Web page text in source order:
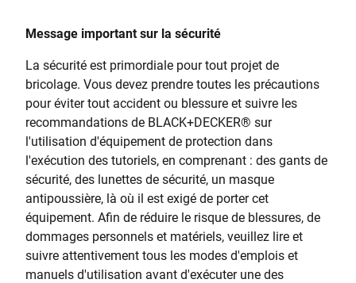
Message important sur la sécurité
La sécurité est primordiale pour tout projet de
bricolage. Vous devez prendre toutes les précautions
pour éviter tout accident ou blessure et suivre les
recommandations de BLACK+DECKER® sur
l'utilisation d'équipement de protection dans
l'exécution des tutoriels, en comprenant : des gants de
sécurité, des lunettes de sécurité, un masque
antipoussière, là où il est exigé de porter cet
équipement. Afin de réduire le risque de blessures, de
dommages personnels et matériels, veuillez lire et
suivre attentivement tous les modes d'emplois et
manuels d'utilisation avant d'exécuter une des